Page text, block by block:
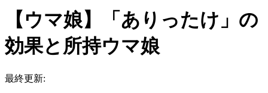
【ウマ娘】「ありったけ」の
効果と所持ウマ娘
最終更新: